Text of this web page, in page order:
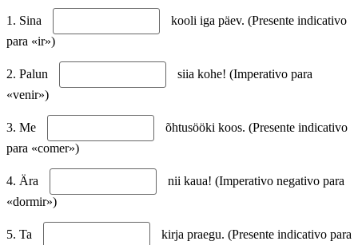
1. Sina
kooli iga päev. (Presente indicativo
para «ir»)
2. Palun
siia kohe! (Imperativo para
«venir»)
3. Me
õhtusööki koos. (Presente indicativo
para «comer»)
4. Ära
nii kaua! (Imperativo negativo para
«dormir»)
5. Ta
kirja praegu. (Presente indicativo para